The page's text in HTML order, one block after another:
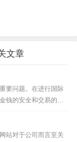
客户建立良好的
。考虑在目标市
确保您了解并遵
文章
要问题。在进行国际
钱的安全和交易的顺
的方法和注意事项。
自建站的收款至关重
电...
站对于公司而言至关